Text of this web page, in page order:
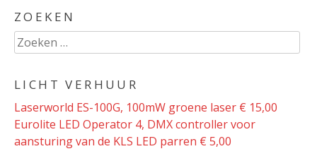
ZOEKEN
Zoeken
naar:
LICHT VERHUUR
Laserworld ES-100G, 100mW groene laser € 15,00
Eurolite LED Operator 4, DMX controller voor
aansturing van de KLS LED parren € 5,00